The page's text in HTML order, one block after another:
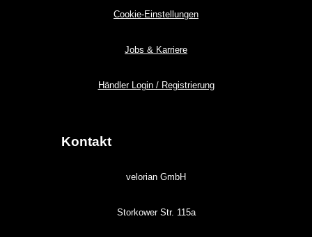
Cookie-Einstellungen
Jobs & Karriere
Händler Login / Registrierung
Kontakt
velorian GmbH
Storkower Str. 115a